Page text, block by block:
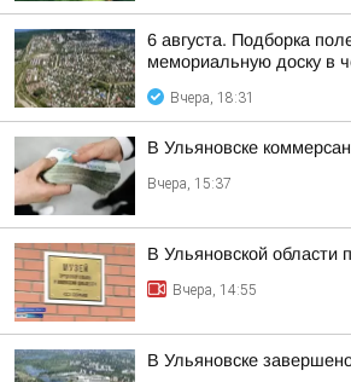
6 августа. Подборка
мемориальную доску в
Вчера, 18:31
В Ульяновске
Вчера, 15:37
В Ульяновской области
Вчера, 14:55
В Ульяновске